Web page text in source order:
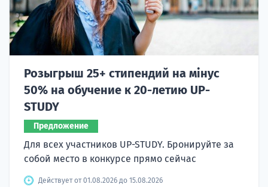
Розыгрыш 25+ стипендий на мінус
50% на обучение к 20-летию UP-
STUDY
Предложение
Для всех участников UP-STUDY. Бронируйте за
собой место в конкурсе прямо сейчас
Действует от 01.08.2026 до 15.08.2026